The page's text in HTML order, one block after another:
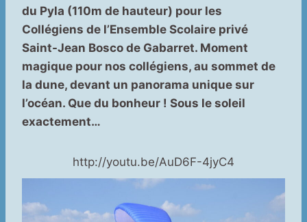
du Pyla (110m de hauteur) pour les
Collégiens de l’Ensemble Scolaire privé
Saint-Jean Bosco de Gabarret. Moment
magique pour nos collégiens, au sommet de
la dune, devant un panorama unique sur
l’océan. Que du bonheur ! Sous le soleil
exactement…
http://youtu.be/AuD6F-4jyC4